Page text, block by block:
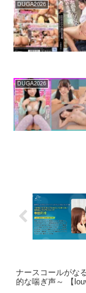
DUGA2026
DUGA2026
ナースコールがな
的な喘ぎ声～ 【